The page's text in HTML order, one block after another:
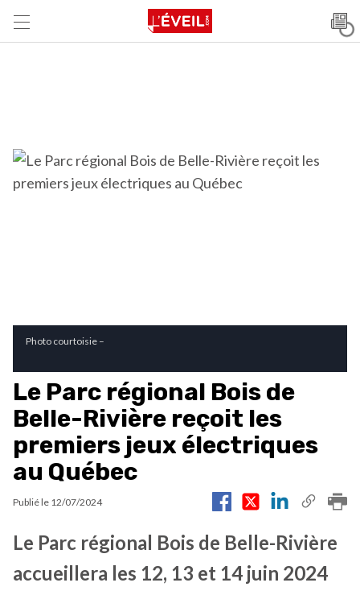
Photo courtoisie –
Le Parc régional Bois de
Belle-Rivière reçoit les
premiers jeux électriques
au Québec
Publié le 12/07/2024
Le Parc régional Bois de Belle-Rivière
accueillera les 12, 13 et 14 juin 2024